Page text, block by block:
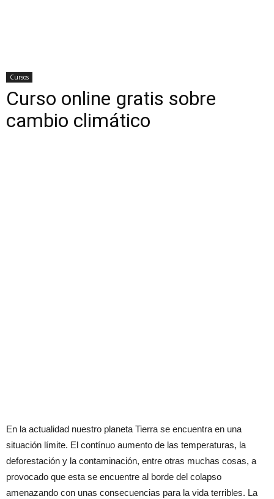
Cursos
Curso online gratis sobre
cambio climático
En la actualidad nuestro planeta Tierra se encuentra en una
situación límite. El contínuo aumento de las temperaturas, la
deforestación y la contaminación, entre otras muchas cosas, a
provocado que esta se encuentre al borde del colapso
amenazando con unas consecuencias para la vida terribles. La